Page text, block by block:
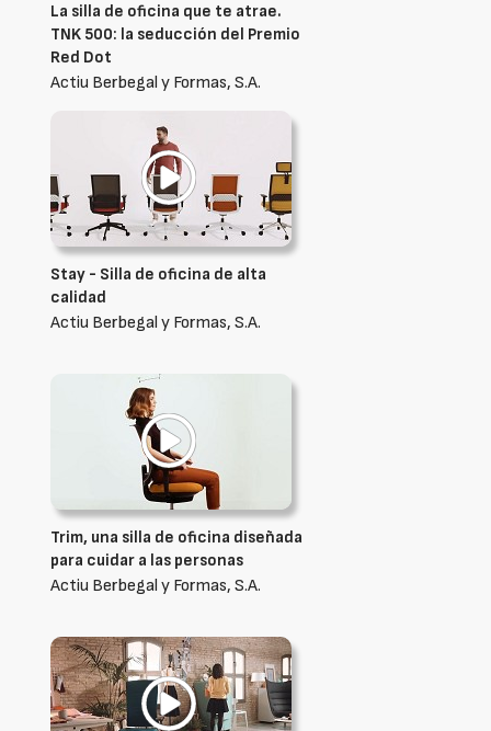
La silla de oficina que te atrae.
TNK 500: la seducción del Premio
Red Dot
Actiu Berbegal y Formas, S.A.
Stay - Silla de oficina de alta
calidad
Actiu Berbegal y Formas, S.A.
Trim, una silla de oficina diseñada
para cuidar a las personas
Actiu Berbegal y Formas, S.A.